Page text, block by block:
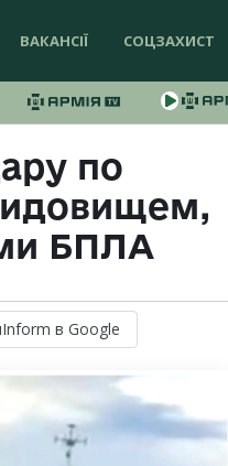
ВАКАНСІЇ СОЦЗАХИСТ
по
БПЛА
в Google